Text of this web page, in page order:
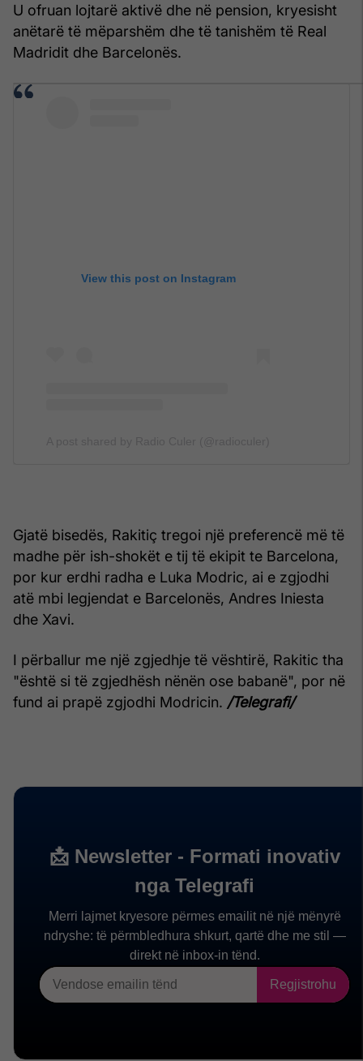
U ofruan lojtarë aktivë dhe në pension, kryesisht
anëtarë të mëparshëm dhe të tanishëm të Real
Madridit dhe Barcelonës.
View this post on Instagram
Gjatë bisedës, Rakitiç tregoi një preferencë më të
madhe për ish-shokët e tij të ekipit te Barcelona,
por kur erdhi radha e Luka Modric, ai e zgjodhi
atë mbi legjendat e Barcelonës, Andres Iniesta
dhe Xavi.
I përballur me një zgjedhje të vështirë, Rakitic tha
"është si të zgjedhësh nënën ose babanë", por në
fund ai prapë zgjodhi Modricin. /Telegrafi/